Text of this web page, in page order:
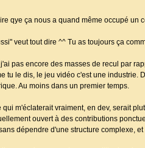
qye ça nous a quand même occupé un
veut tout dire ^^ Tu as toujours ça
j'ai pas encore des masses de recul par
tu le dis, le jeu vidéo c'est une industrie.
Au moins dans un premier temps.
qui m'éclaterait vraiment, en dev, serait
ouvert à des contributions
dépendre d'une structure complexe,